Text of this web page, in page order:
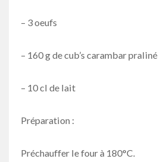
– 3 oeufs
– 160 g de cub’s carambar praliné
– 10 cl de lait
Préparation :
Préchauffer le four à 180°C.